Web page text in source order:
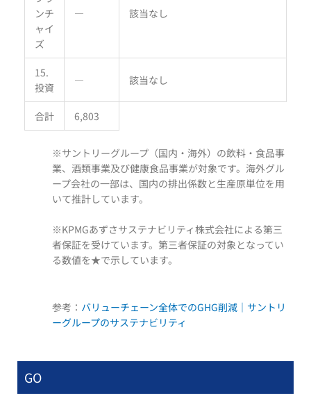
ンチ
ャイ
ズ
― 該当なし
15.
投資
― 該当なし
合計 6,803
※サントリーグループ（国内・海外）の飲料・食品事
業、酒類事業及び健康食品事業が対象です。海外グル
ープ会社の一部は、国内の排出係数と生産原単位を用
いて推計しています。
※KPMGあずさサステナビリティ株式会社による第三
者保証を受けています。第三者保証の対象となってい
る数値を★で示しています。
参考： バリューチェーン全体でのGHG削減｜サントリ
ーグループのサステナビリティ
GO